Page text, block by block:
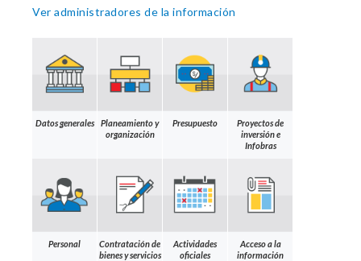
Ver administradores de la información
Datos generales
Planeamiento y
organización
Presupuesto
Proyectos de
inversión e
Infobras
Personal
Contratación de
bienes y servicios
Actividades
oficiales
Acceso a la
información